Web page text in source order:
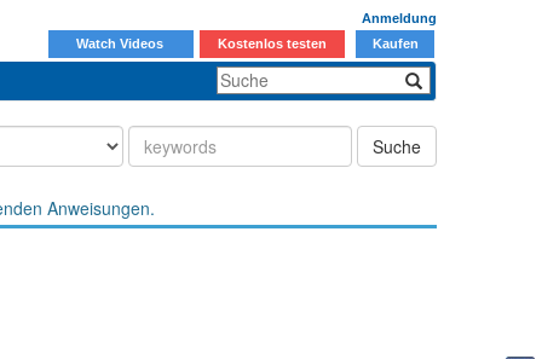
Anmeldung
Watch Videos
Kostenlos testen Kaufen
Suche
Anweisungen.